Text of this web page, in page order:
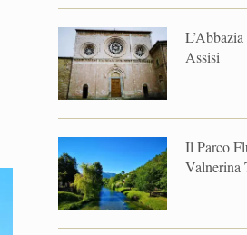
Assisi
Il Parco
Valnerina